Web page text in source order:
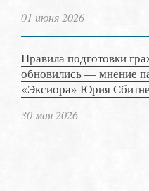
01 июня 2026
Правила подготовки
обновились — мнение
«Эксиора» Юрия
30 мая 2026